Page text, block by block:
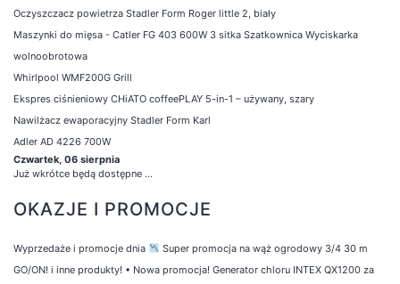
Oczyszczacz powietrza Stadler Form Roger little 2, biały
Maszynki do mięsa - Catler FG 403 600W 3 sitka Szatkownica Wyciskarka
wolnoobrotowa
Whirlpool WMF200G Grill
Ekspres ciśnieniowy CHiATO coffeePLAY 5-in-1 – używany, szary
Nawilżacz ewaporacyjny Stadler Form Karl
Adler AD 4226 700W
Czwartek, 06 sierpnia
Już wkrótce będą dostępne ...
OKAZJE I PROMOCJE
Wyprzedaże i promocje dnia
Super promocja na wąż ogrodowy 3/4 30 m
GO/ON! i inne produkty! • Nowa promocja! Generator chloru INTEX QX1200 za